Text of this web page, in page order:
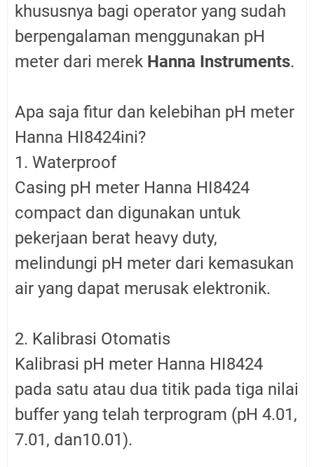
khususnya bagi operator yang sudah
berpengalaman menggunakan pH
meter dari merek Hanna Instruments.
Apa saja fitur dan kelebihan pH meter
Hanna HI8424ini?
1. Waterproof
Casing pH meter Hanna HI8424
compact dan digunakan untuk
pekerjaan berat heavy duty,
melindungi pH meter dari kemasukan
air yang dapat merusak elektronik.
2. Kalibrasi Otomatis
Kalibrasi pH meter Hanna HI8424
pada satu atau dua titik pada tiga nilai
buffer yang telah terprogram (pH 4.01,
7.01, dan10.01).